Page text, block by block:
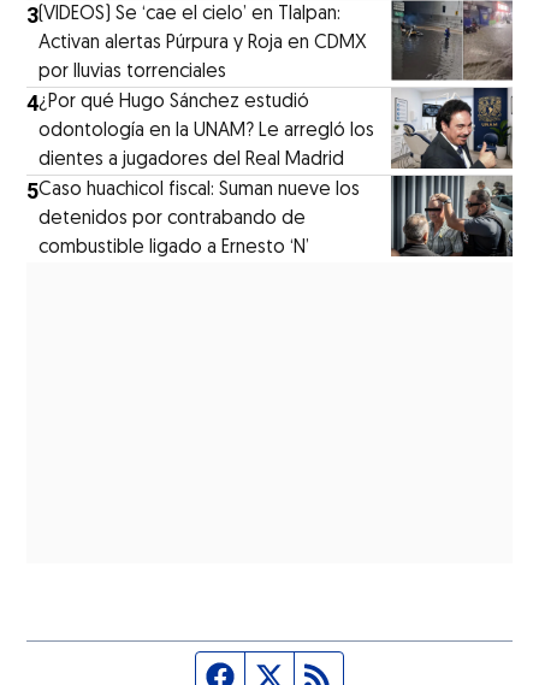
3 (VIDEOS) Se ‘cae el cielo’ en Tlalpan:
Activan alertas Púrpura y Roja en CDMX
por lluvias torrenciales
4¿Por qué Hugo Sánchez estudió
odontología en la UNAM? Le arregló los
dientes a jugadores del Real Madrid
5Caso huachicol fiscal: Suman nueve los
detenidos por contrabando de
combustible ligado a Ernesto ‘N’
Página de Facebook
Fuente Twitter